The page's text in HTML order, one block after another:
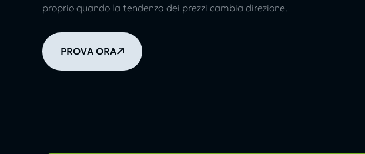
proprio quando la tendenza dei prezzi cambia direzione.
PROVA ORA